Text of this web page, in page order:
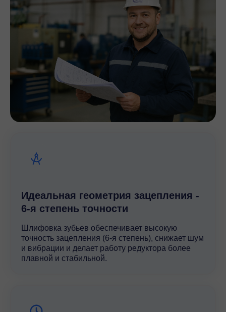
Идеальная геометрия зацепления -
6-я степень точности
Шлифовка зубьев обеспечивает высокую
точность зацепления (6-я степень), снижает шум
и вибрации и делает работу редуктора более
плавной и стабильной.